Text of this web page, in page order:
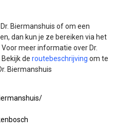
Biermanshuis of om een
dan kun je ze bereiken via het
meer informatie over Dr.
Bekijk de routebeschrijving om te
Biermanshuis